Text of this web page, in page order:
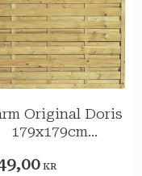
Original Doris
179x179cm
KR